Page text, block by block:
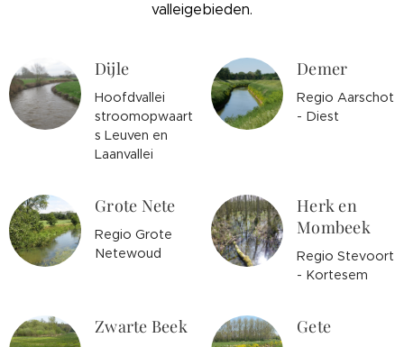
valleigebieden.
Dijle
Hoofdvallei
stroomopwaart
s Leuven en
Laanvallei
Demer
Regio Aarschot
- Diest
Grote Nete
Regio Grote
Netewoud
Herk en
Mombeek
Regio Stevoort
- Kortesem
Zwarte Beek Gete